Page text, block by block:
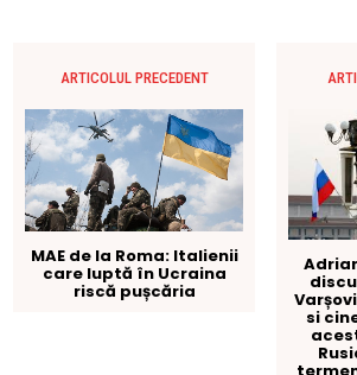
ARTICOLUL PRECEDENT
MAE de la Roma: Italienii
care luptă în Ucraina
riscă pușcăria
si